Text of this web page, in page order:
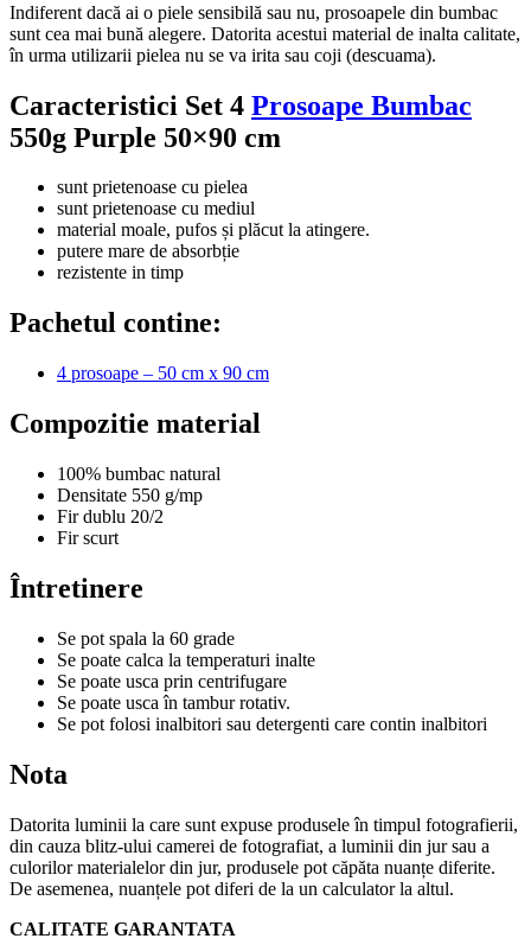
Indiferent dacă ai o piele sensibilă sau nu, prosoapele din bumbac
sunt cea mai bună alegere. Datorita acestui material de inalta calitate,
în urma utilizarii pielea nu se va irita sau coji (descuama).
Caracteristici Set 4 Prosoape Bumbac
550g Purple 50×90 cm
sunt prietenoase cu pielea
sunt prietenoase cu mediul
material moale, pufos și plăcut la atingere.
putere mare de absorbție
rezistente in timp
Pachetul contine:
4 prosoape – 50 cm x 90 cm
Compozitie material
100% bumbac natural
Densitate 550 g/mp
Fir dublu 20/2
Fir scurt
Întretinere
Se pot spala la 60 grade
Se poate calca la temperaturi inalte
Se poate usca prin centrifugare
Se poate usca în tambur rotativ.
Se pot folosi inalbitori sau detergenti care contin inalbitori
Nota
Datorita luminii la care sunt expuse produsele în timpul fotografierii,
din cauza blitz-ului camerei de fotografiat, a luminii din jur sau a
culorilor materialelor din jur, produsele pot căpăta nuanțe diferite.
De asemenea, nuanțele pot diferi de la un calculator la altul.
CALITATE GARANTATA